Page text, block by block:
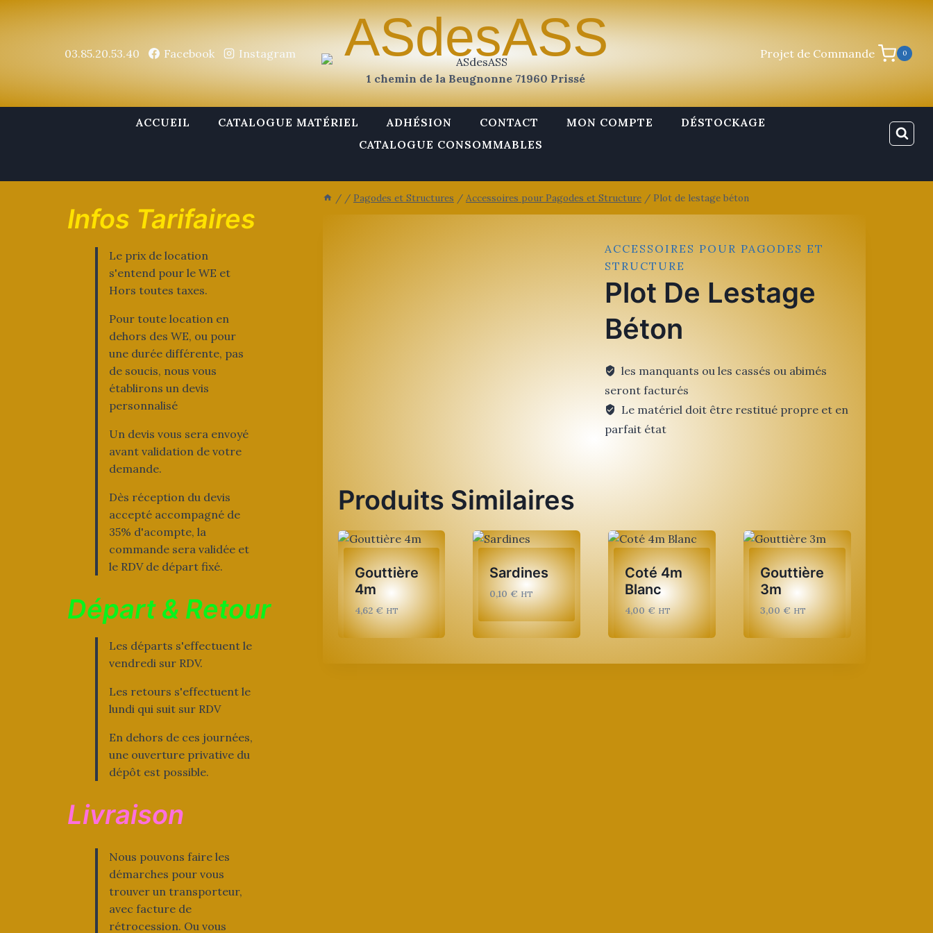
03.85.20.53.40 Facebook Instagram ASdesASS
1 chemin de la Beugnonne 71960 Prissé
Projet de Commande 0
ACCUEIL CATALOGUE MATÉRIEL ADHÉSION CONTACT MON COMPTE
DÉSTOCKAGE
CATALOGUE CONSOMMABLES
/ / Pagodes et Structures / Accessoires pour Pagodes et Structure / Plot de lestage béton
ACCESSOIRES POUR PAGODES ET
STRUCTURE
Plot De Lestage
Béton
les manquants ou les cassés ou abimés
seront facturés
Le matériel doit être restitué propre et en
parfait état
Produits Similaires
Gouttière
4m
4,62 € HT
Sardines
0,10 € HT
Coté 4m
Blanc
4,00 € HT
Gouttière
3m
3,00 € HT
Infos Tarifaires
Le prix de location
s'entend pour le WE et
Hors toutes taxes.
Pour toute location en
dehors des WE, ou pour
une durée différente, pas
de soucis, nous vous
établirons un devis
personnalisé
Un devis vous sera envoyé
avant validation de votre
demande.
Dès réception du devis
accepté accompagné de
35% d'acompte, la
commande sera validée et
le RDV de départ fixé.
Départ & Retour
Les départs s'effectuent le
vendredi sur RDV.
Les retours s'effectuent le
lundi qui suit sur RDV
En dehors de ces journées,
une ouverture privative du
dépôt est possible.
Livraison
Nous pouvons faire les
démarches pour vous
trouver un transporteur,
avec facture de
rétrocession. Ou vous